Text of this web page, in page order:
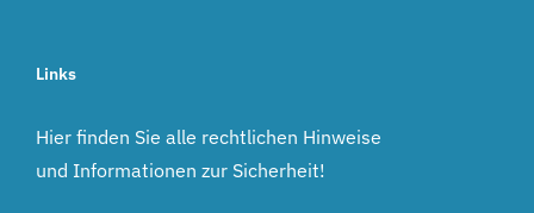
Links
Hier finden Sie alle rechtlichen Hinweise
und Informationen zur Sicherheit!